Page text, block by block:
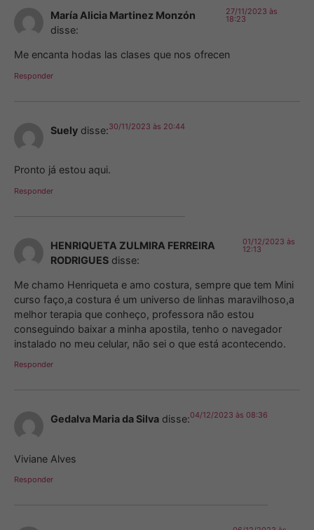
María Alicia Martinez Monzón
disse:
27/11/2023 às
18:23
Me encanta hodas las clases que nos ofrecen
Responder
Suely disse:30/11/2023 às 20:44
Pronto já estou aqui.
Responder
HENRIQUETA ZULMIRA FERREIRA
RODRIGUES disse:
01/12/2023 às
12:13
Me chamo Henriqueta e amo costura, sempre que tem Mini
curso faço,a costura é um universo de linhas maravilhoso,a
melhor terapia que conheço, professora não estou
conseguindo baixar a minha apostila, tenho o navegador
instalado no meu celular, não sei o que está acontecendo.
Responder
Gedalva Maria da Silva disse:04/12/2023 às 08:36
Viviane Alves
Responder